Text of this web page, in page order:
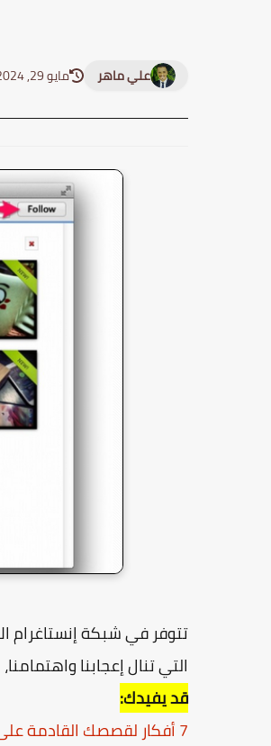
علي ماهر مايو 29, 2024
تتوفر في شبكة إنستاغرام
التي تنال إعجابنا واهتمامنا،
قد يفيدك:
7 أفكار لقصصك القادمة على انستقرام